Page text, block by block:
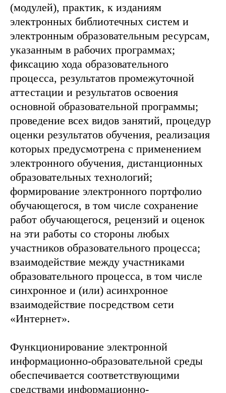
(модулей), практик, к изданиям
электронных библиотечных систем и
электронным образовательным ресурсам,
указанным в рабочих программах;
фиксацию хода образовательного
процесса, результатов промежуточной
аттестации и результатов освоения
основной образовательной программы;
проведение всех видов занятий, процедур
оценки результатов обучения, реализация
которых предусмотрена с применением
электронного обучения, дистанционных
образовательных технологий;
формирование электронного портфолио
обучающегося, в том числе сохранение
работ обучающегося, рецензий и оценок
на эти работы со стороны любых
участников образовательного процесса;
взаимодействие между участниками
образовательного процесса, в том числе
синхронное и (или) асинхронное
взаимодействие посредством сети
«Интернет».
Функционирование электронной
информационно-образовательной среды
обеспечивается соответствующими
средствами информационно-